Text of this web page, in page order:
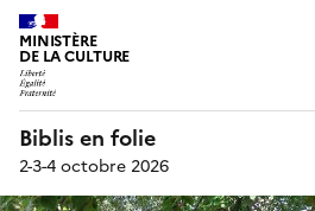
MINISTÈRE
DE LA CULTURE
Biblis en folie
2-3-4 octobre 2026